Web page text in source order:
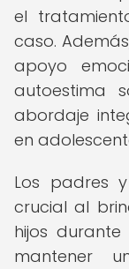
el
caso.
apoyo
autoestima
abordaje
en
Los padres
crucial al
hijos
mantener